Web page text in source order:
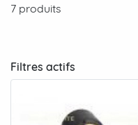
7 produits
Filtres actifs